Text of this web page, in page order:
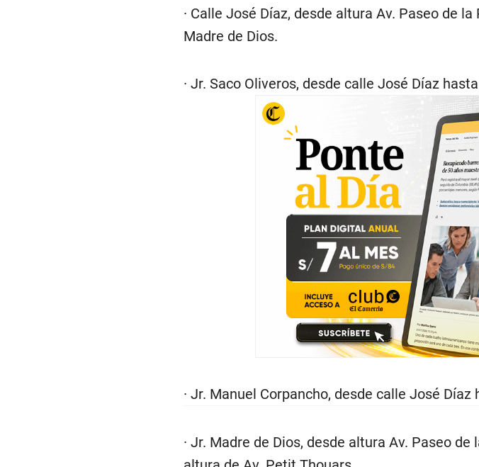
· Calle José Díaz, desde altura Av. Paseo de
Madre de Dios.
· Jr. Saco Oliveros, desde calle José Díaz
· Jr. Manuel Corpancho, desde calle José
· Jr. Madre de Dios, desde altura Av. Paseo